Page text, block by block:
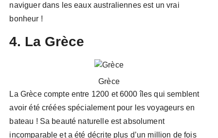
naviguer dans les eaux australiennes est un vrai
bonheur !
4. La Grèce
Grèce
La Grèce compte entre 1200 et 6000 îles qui semblent
avoir été créées spécialement pour les voyageurs en
bateau ! Sa beauté naturelle est absolument
incomparable et a été décrite plus d’un million de fois